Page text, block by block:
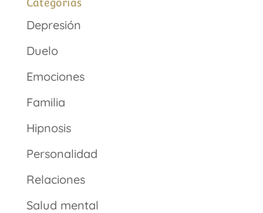
Categorías
Depresión
Duelo
Emociones
Familia
Hipnosis
Personalidad
Relaciones
Salud mental